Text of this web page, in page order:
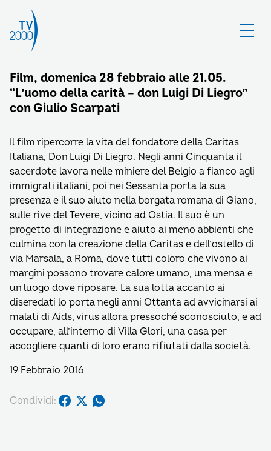
Film, domenica 28 febbraio alle 21.05.
“L’uomo della carità – don Luigi Di Liegro”
con Giulio Scarpati
Il film ripercorre la vita del fondatore della Caritas
Italiana, Don Luigi Di Liegro. Negli anni Cinquanta il
sacerdote lavora nelle miniere del Belgio a fianco agli
immigrati italiani, poi nei Sessanta porta la sua
presenza e il suo aiuto nella borgata romana di Giano,
sulle rive del Tevere, vicino ad Ostia. Il suo è un
progetto di integrazione e aiuto ai meno abbienti che
culmina con la creazione della Caritas e dell’ostello di
via Marsala, a Roma, dove tutti coloro che vivono ai
margini possono trovare calore umano, una mensa e
un luogo dove riposare. La sua lotta accanto ai
diseredati lo porta negli anni Ottanta ad avvicinarsi ai
malati di Aids, virus allora pressoché sconosciuto, e ad
occupare, all’interno di Villa Glori, una casa per
accogliere quanti di loro erano rifiutati dalla società.
19 Febbraio 2016
Condividi: